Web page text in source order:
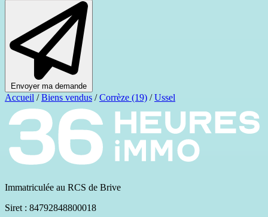
Envoyer ma demande
Accueil / Biens vendus / Corrèze (19) / Ussel
Immatriculée au RCS de Brive
Siret : 84792848800018